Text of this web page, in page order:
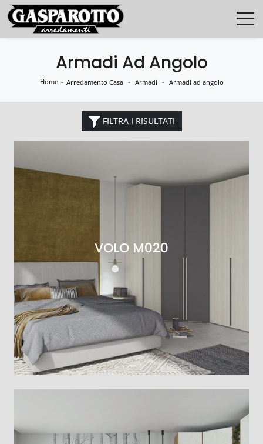
Armadi Ad Angolo
Home - Arredamento Casa - Armadi - Armadi ad angolo
FILTRA I RISULTATI
VOLO M020